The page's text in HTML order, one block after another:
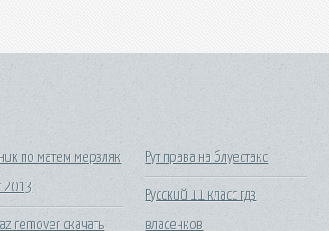
по матем мерзляк
2013
remover скачать
Рут права на блуестакс
Русский 11 класс гдз
власенков